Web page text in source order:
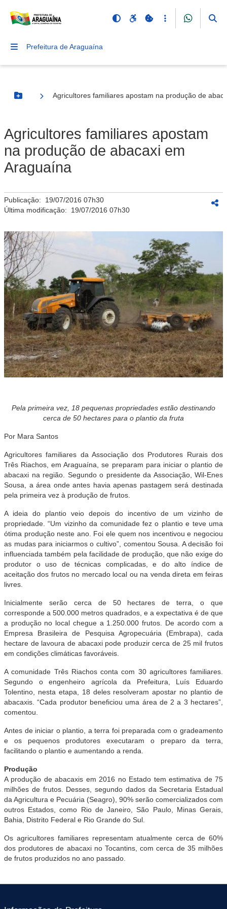
Prefeitura de Araguaína
Botão Menu
Agricultores familiares apostam na produção de
Agricultores familiares apostam
na produção de abacaxi em
Araguaína
Publicação: 19/07/2016 07h30
Última modificação: 19/07/2016 07h30
Pela primeira vez, 18 pequenas propriedades estão destinando
cerca de 50 hectares para o plantio da fruta
Por Mara Santos
Agricultores familiares da Associação dos Produtores Rurais dos
Três Riachos, em Araguaína, se preparam para iniciar o plantio de
abacaxi na região. Segundo o presidente da Associação, Wil-Enes
Sousa, a área onde antes havia apenas pastagem será destinada
pela primeira vez à produção de frutos.
A ideia do plantio veio depois do incentivo de um vizinho de
propriedade. “Um vizinho da comunidade fez o plantio e teve uma
ótima produção neste ano. Foi ele quem nos incentivou e negociou
as mudas para iniciarmos o cultivo”, comentou Sousa. A decisão foi
influenciada também pela facilidade de produção, que não exige do
produtor o uso de técnicas complicadas, e do alto índice de
aceitação dos frutos no mercado local ou na venda direta em feiras
livres.
Inicialmente serão cerca de 50 hectares de terra, o que
corresponde a 500.000 metros quadrados, e a expectativa é de que
a produção no local chegue a 1.250.000 frutos. De acordo com a
Empresa Brasileira de Pesquisa Agropecuária (Embrapa), cada
hectare de lavoura de abacaxi pode produzir cerca de 25 mil frutos
em condições climáticas favoráveis.
A comunidade Três Riachos conta com 30 agricultores familiares.
Segundo o engenheiro agrícola da Prefeitura, Luís Eduardo
Tolentino, nesta etapa, 18 deles resolveram apostar no plantio de
abacaxis. “Cada produtor beneficiou uma área de 2 a 3 hectares”,
comentou.
Antes de iniciar o plantio, a terra foi preparada com o gradeamento
e os pequenos produtores executaram o preparo da terra,
facilitando o plantio e aumentando a renda.
Produção
A produção de abacaxis em 2016 no Estado tem estimativa de 75
milhões de frutos. Desses, segundo dados da Secretaria Estadual
da Agricultura e Pecuária (Seagro), 90% serão comercializados com
outros Estados, como Rio de Janeiro, São Paulo, Minas Gerais,
Bahia, Distrito Federal e Rio Grande do Sul.
Os agricultores familiares representam atualmente cerca de 60%
dos produtores de abacaxi no Tocantins, com cerca de 35 milhões
de frutos produzidos no ano passado.